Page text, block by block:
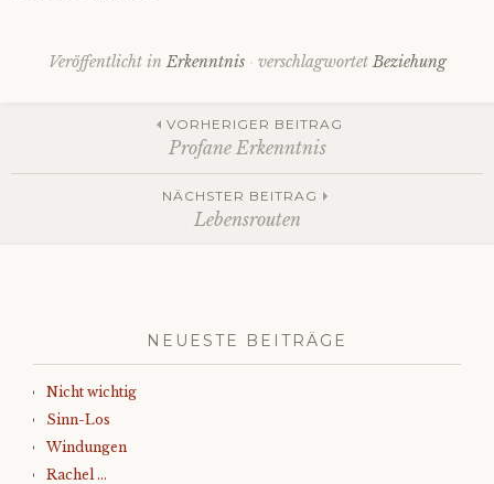
Impressum
Veröffentlicht in Erkenntnis verschlagwortet Beziehung
Beitrags-
Navigation
VORHERIGER BEITRAG
Profane Erkenntnis
NÄCHSTER BEITRAG
Lebensrouten
NEUESTE BEITRÄGE
Nicht wichtig
Sinn-Los
Windungen
Rachel …